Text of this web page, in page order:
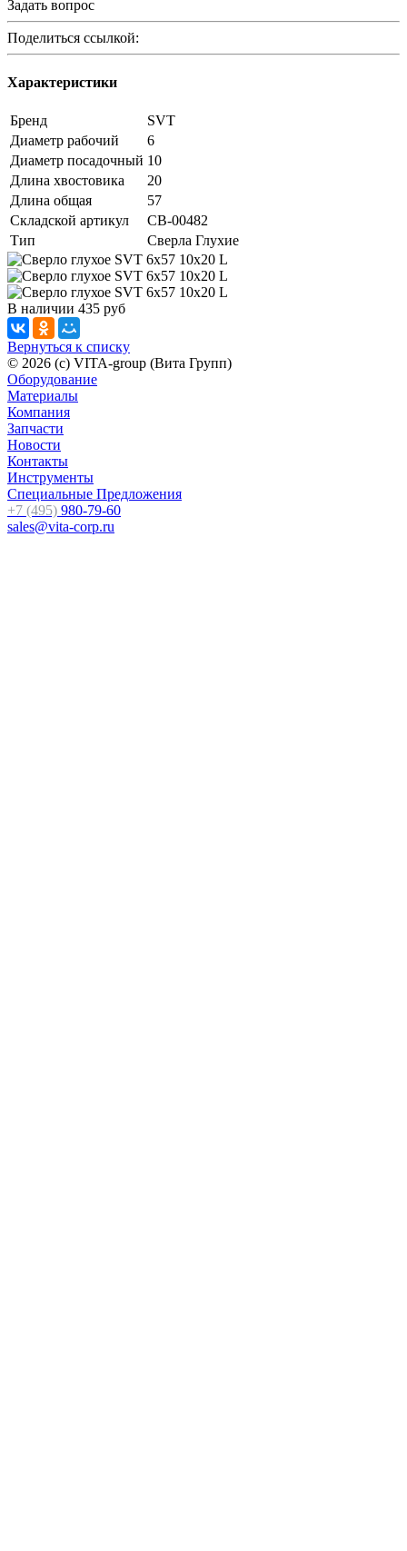
Задать вопрос
Поделиться ссылкой:
Характеристики
Бренд
SVT
Диаметр рабочий
6
Диаметр посадочный 10
Длина хвостовика
20
Длина общая
57
Складской артикул
СВ-00482
Тип
Сверла Глухие
В наличии 435 руб
Вернуться к списку
© 2026 (c) VITA-group (Вита Групп)
Оборудование
Материалы
Компания
Запчасти
Новости
Контакты
Инструменты
Специальные Предложения
+7 (495) 980-79-60
sales@vita-corp.ru